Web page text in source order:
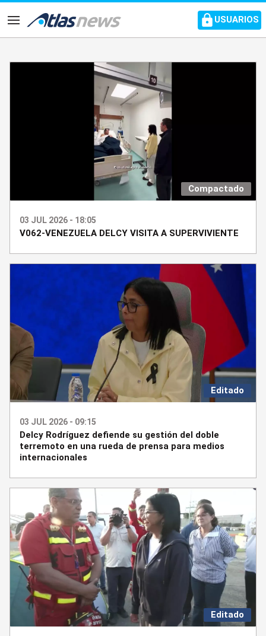
common.go-to-content
Navegación
USUARIOS
Compactado
03 JUL 2026 - 18:05
V062-VENEZUELA DELCY VISITA A SUPERVIVIENTE
Editado
03 JUL 2026 - 09:15
Delcy Rodríguez defiende su gestión del doble
terremoto en una rueda de prensa para medios
internacionales
Editado